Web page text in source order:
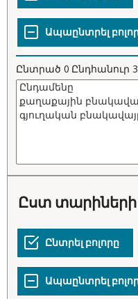
Ընտրած 0 Ընդհանուր 3
ըստ տարիների